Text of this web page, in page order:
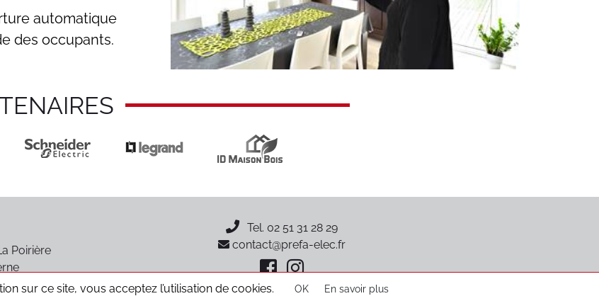
automatique
des occupants.
Poirière
Vie
Tel. 02 51 31 28 29
contact@prefa-elec.fr
sur ce site, vous acceptez l’utilisation de cookies. OK En savoir plus